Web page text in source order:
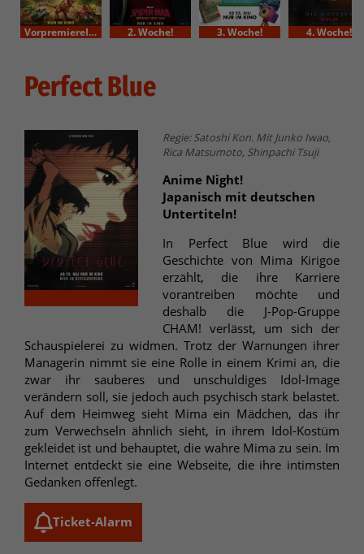
VorpremiereIm Bundesstart 2. Woche! 3. Woche! 4. Woche!
Perfect Blue
Regie: Satoshi Kon. Mit Junko Iwao,
Rica Matsumoto, Shinpachi Tsuji
Anime Night!
Japanisch mit deutschen
Untertiteln!
In Perfect Blue wird die
Geschichte von Mima Kirigoe
erzählt, die ihre Karriere
vorantreiben möchte und
deshalb die J-Pop-Gruppe
CHAM! verlässt, um sich der
Schauspielerei zu widmen. Trotz der Warnungen ihrer
Managerin nimmt sie eine Rolle in einem Krimi an, die
zwar ihr sauberes und unschuldiges Idol-Image
verändern soll, sie jedoch auch psychisch stark belastet.
Auf dem Heimweg sieht Mima ein Mädchen, das ihr
zum Verwechseln ähnlich sieht, in ihrem Idol-Kostüm
gekleidet ist und behauptet, die wahre Mima zu sein. Im
Internet entdeckt sie eine Webseite, die ihre intimsten
Gedanken offenlegt.
Ticket-Alarm